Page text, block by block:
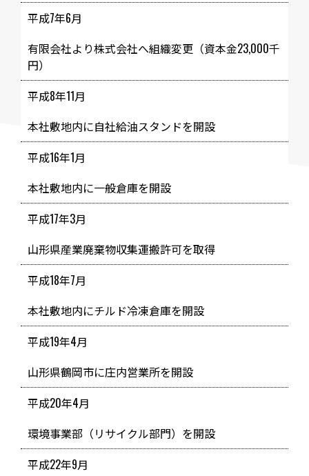
平成7年6月
有限会社より株式会社へ組織変更（資本金23,000千
円）
平成8年11月
本社敷地内に自社給油スタンドを開設
平成16年1月
本社敷地内に一般倉庫を開設
平成17年3月
山形県産業廃棄物収集運搬許可を取得
平成18年7月
本社敷地内にチルド冷凍倉庫を開設
平成19年4月
山形県鶴岡市に庄内営業所を開設
平成20年4月
環境事業部（リサイクル部門）を開設
平成22年9月